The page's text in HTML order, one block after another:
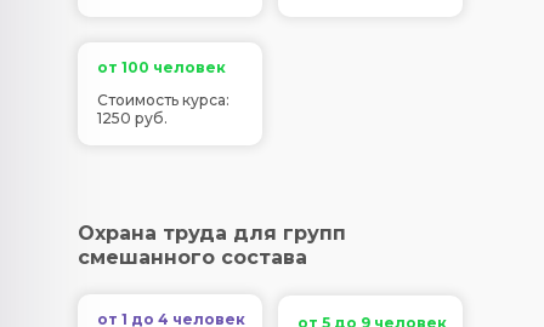
от 100 человек
Стоимость курса:
1250 руб.
Охрана труда для групп
смешанного состава
от 1 до 4 человек
от 5 до 9 человек